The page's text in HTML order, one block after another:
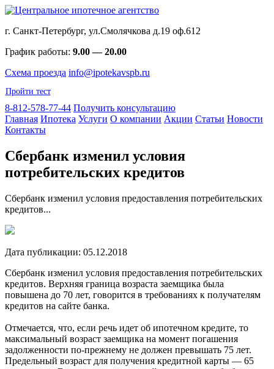
г. Санкт-Петербург, ул.Смолячкова д.19 оф.612
График работы: 9.00 — 20.00
Схема проезда info@ipotekavspb.ru
Пройти тест
8-812-578-77-44 Получить консультацию
Главная Ипотека Услуги О компании Акции Статьи Новости
Контакты
Сбербанк изменил условия
потребительских кредитов
Сбербанк изменил условия предоставления потребительских
кредитов...
Дата публикации: 05.12.2018
Сбербанк изменил условия предоставления потребительских
кредитов. Верхняя граница возраста заемщика была
повышена до 70 лет, говорится в требованиях к получателям
кредитов на сайте банка.
Отмечается, что, если речь идет об ипотечном кредите, то
максимальный возраст заемщика на момент погашения
задолженности по-прежнему не должен превышать 75 лет.
Предельный возраст для получения кредитной карты — 65